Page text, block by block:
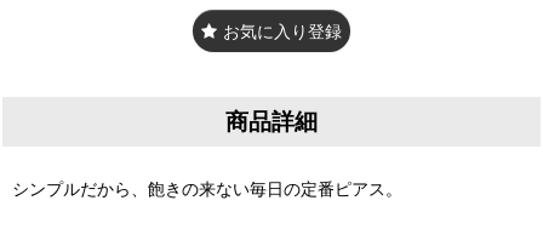
お気に入り登録
商品詳細
シンプルだから、飽きの来ない毎日の定番ピアス。